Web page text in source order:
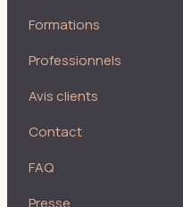
Formations
Professionnels
Avis clients
Contact
FAQ
Presse